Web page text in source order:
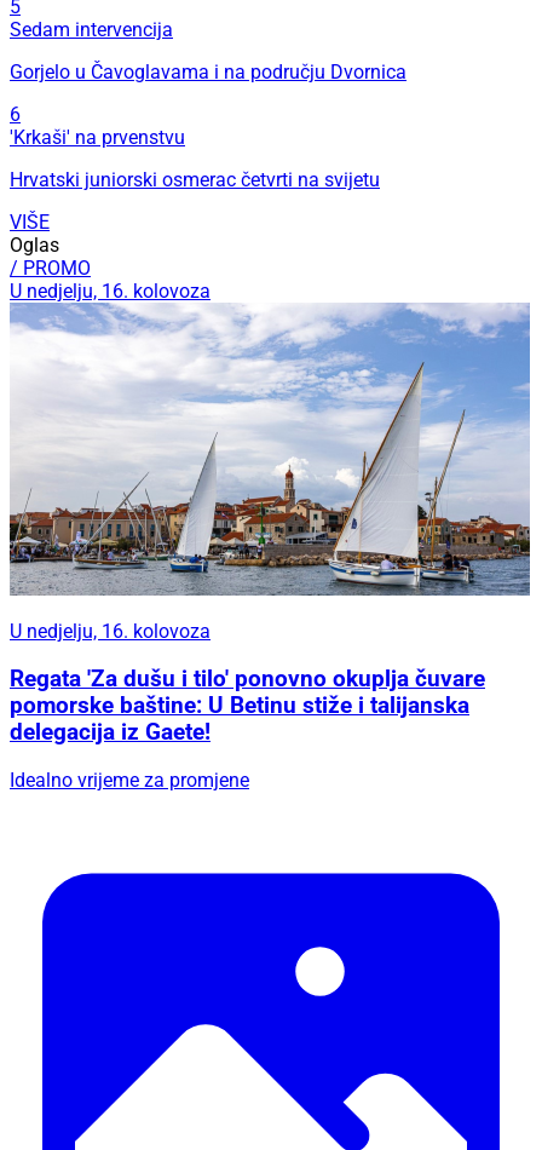
5
Sedam intervencija
Gorjelo u Čavoglavama i na području Dvornica
6
'Krkaši' na prvenstvu
Hrvatski juniorski osmerac četvrti na svijetu
VIŠE
Oglas
/ PROMO
U nedjelju, 16. kolovoza
U nedjelju, 16. kolovoza
Regata 'Za dušu i tilo' ponovno okuplja čuvare
pomorske baštine: U Betinu stiže i talijanska
delegacija iz Gaete!
Idealno vrijeme za promjene